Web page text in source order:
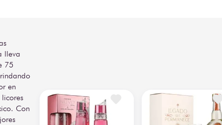
lleva
75
en
licores
Con